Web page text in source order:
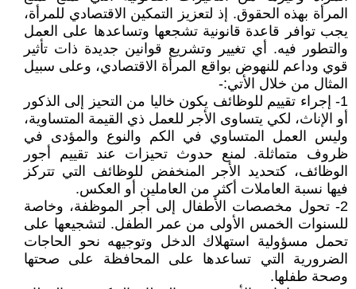
المرأة بهذه الحقوق. إذ لتعزيز التمكين الاقتصادي للمرأة،
يجب توافر قاعدة قانونية تشجعها وتساعدها على العمل
والتطور فيه. أي تغيير وتشريع قوانين جديدة ذات تأثير
قوي وداعم للنهوض بواقع المرأة الاقتصادي، وعلى سبيل
المثال من خلال الأتي:-
1- إجراء تقييم للوظائف يكون خاليا من التحيز إلى الذكور
أو الإناث، لكي يتساوى الأجر للعمل ذي القيمة المتساوية،
وليس العمل المتساوي في الكم والنوع والمؤدى في
ظروف متماثلة. لمنع حدوث تحيزات عند تقييم أجور
الوظائف، كتحديد الأجر المنخفض للوظائف التي تتركز
فيها نسبة العاملات أكثر من العاملين أو العكس.
2- تحول مخصصات الأطفال إلى أجر الموظفة، وخاصة
للسنوات الخمس الأولى من عمر الطفل. لتشجيعها على
تحمل مسؤولية استهلاك الدخل وتوجيهه نحو الحاجات
الضرورية التي تساعدها على المحافظة على صحتها
وصحة طفلها.